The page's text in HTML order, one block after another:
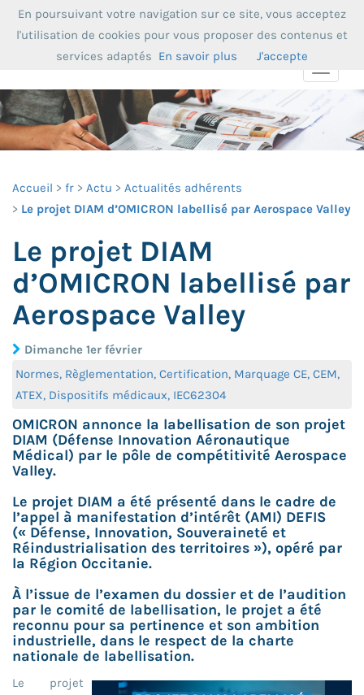
Toggle
Accueil fr Actu
Actualités adhérents
Le projet DIAM d’OMICRON labellisé par Aerospace Valley
Le projet DIAM
d’OMICRON labellisé par
Aerospace Valley
Dimanche 1er février
Normes, Règlementation, Certification, Marquage CE, CEM,
ATEX, Dispositifs médicaux, IEC62304
OMICRON annonce la labellisation de son projet
DIAM (Défense Innovation Aéronautique
Médical) par le pôle de compétitivité Aerospace
Valley.
Le projet DIAM a été présenté dans le cadre de
l’appel à manifestation d’intérêt (AMI) DEFIS
(« Défense, Innovation, Souveraineté et
Réindustrialisation des territoires »), opéré par
la Région Occitanie.
À l’issue de l’examen du dossier et de l’audition
par le comité de labellisation, le projet a été
reconnu pour sa pertinence et son ambition
industrielle, dans le respect de la charte
nationale de labellisation.
Le projet
En poursuivant votre navigation sur ce site, vous acceptez
l'utilisation de cookies pour vous proposer des contenus et
services adaptés En savoir plus J'accepte